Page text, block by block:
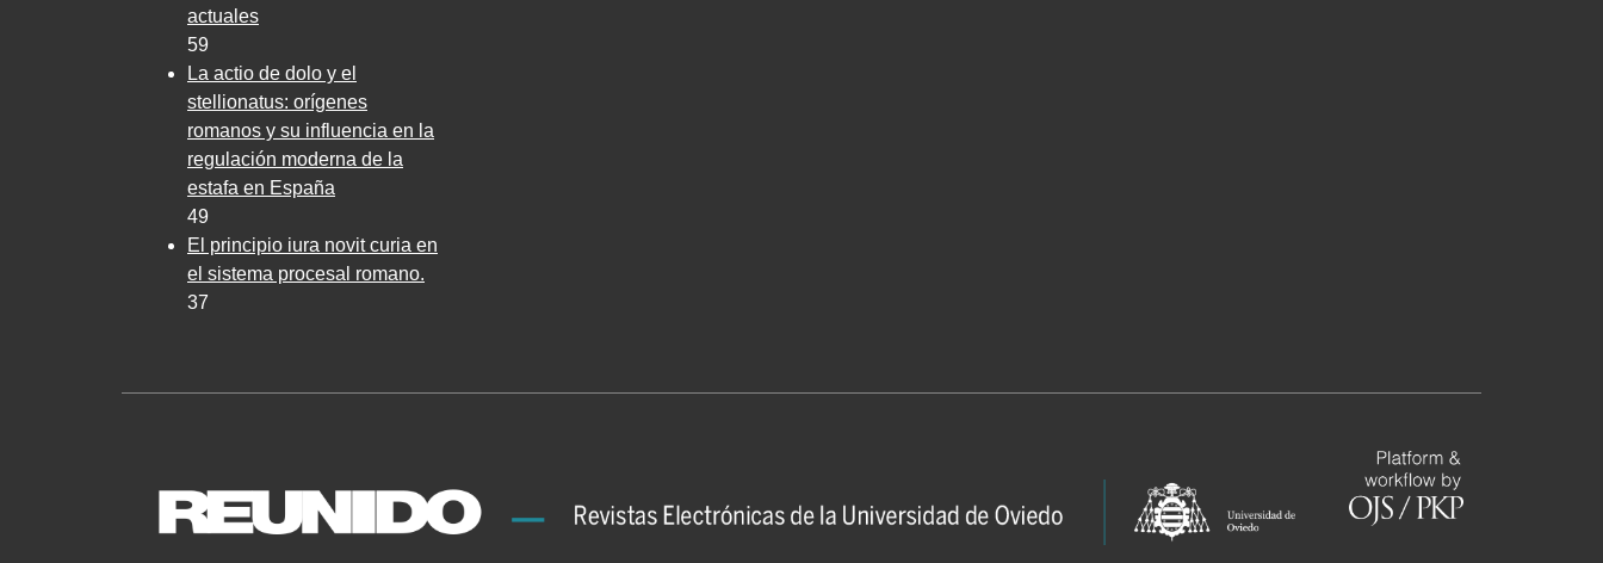
actuales
59
La actio de dolo y el
stellionatus: orígenes
romanos y su influencia en la
regulación moderna de la
estafa en España
49
El principio iura novit curia en
el sistema procesal romano.
37